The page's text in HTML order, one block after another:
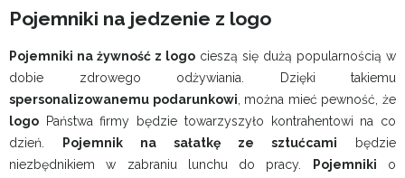
Pojemniki na jedzenie z logo
Pojemniki na żywność z logo cieszą się dużą popularnością w
dobie zdrowego odżywiania. Dzięki takiemu
spersonalizowanemu podarunkowi, można mieć pewność, że
logo Państwa firmy będzie towarzyszyło kontrahentowi na co
dzień.
Pojemnik na sałatkę ze sztućcami będzie
niezbędnikiem w zabraniu lunchu do pracy.
Pojemniki o